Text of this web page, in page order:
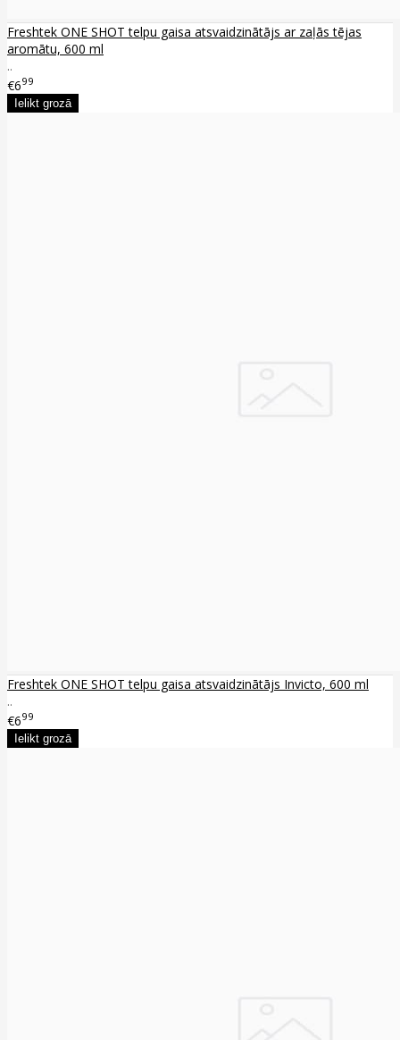
Freshtek ONE SHOT telpu gaisa atsvaidzinātājs ar zaļās tējas
aromātu, 600 ml
..
€699
Freshtek ONE SHOT telpu gaisa atsvaidzinātājs Invicto, 600 ml
..
€699